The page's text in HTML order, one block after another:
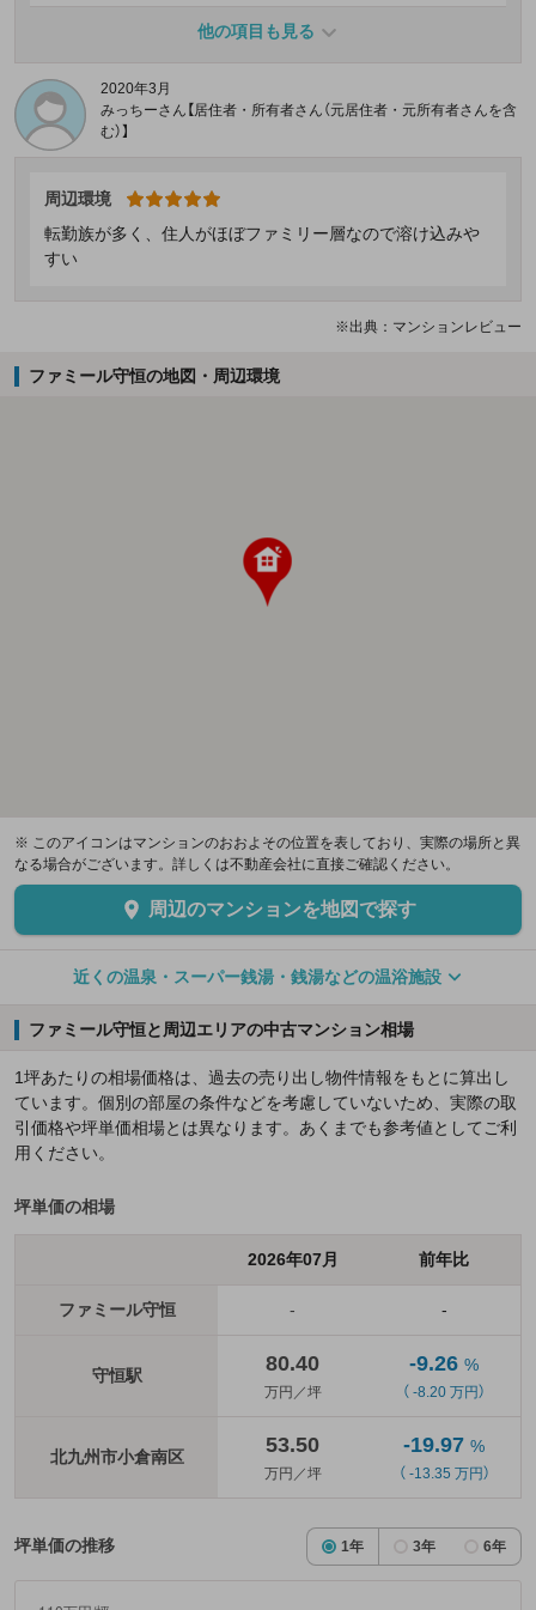
他の項目も見る
2020年3月
みっちーさん【居住者・所有者さん（元居住者・元所有者さんを含
む）】
周辺環境
転勤族が多く、住人がほぼファミリー層なので溶け込みや
すい
※出典：マンションレビュー
ファミール守恒の地図・周辺環境
※ このアイコンはマンションのおおよその位置を表しており、実際の場所と異
なる場合がございます。詳しくは不動産会社に直接ご確認ください。
周辺のマンションを地図で探す
近くの温泉・スーパー銭湯・銭湯などの温浴施設
ファミール守恒と周辺エリアの中古マンション相場
1坪あたりの相場価格は、過去の売り出し物件情報をもとに算出し
ています。個別の部屋の条件などを考慮していないため、実際の取
引価格や坪単価相場とは異なります。あくまでも参考値としてご利
用ください。
坪単価の相場
2026年07月 前年比
ファミール守恒 - -
守恒駅 80.40
万円／坪
-9.26 %
（ -8.20 万円）
北九州市小倉南区 53.50
万円／坪
-19.97 %
（ -13.35 万円）
坪単価の推移 1年 3年 6年